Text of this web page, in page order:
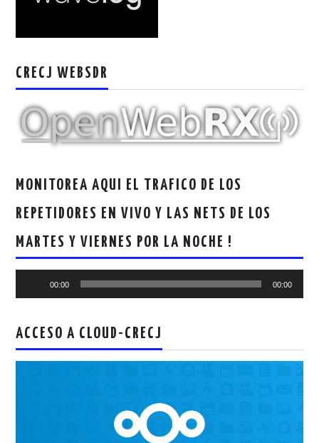
CRECJ
MUMLA APP ( MUY FÁCIL )
CRECJ WEBSDR
MONITOREA AQUI EL TRAFICO DE LOS
REPETIDORES EN VIVO Y LAS NETS DE LOS
MARTES Y VIERNES POR LA NOCHE !
00:00 00:00
ACCESO A CLOUD-CRECJ